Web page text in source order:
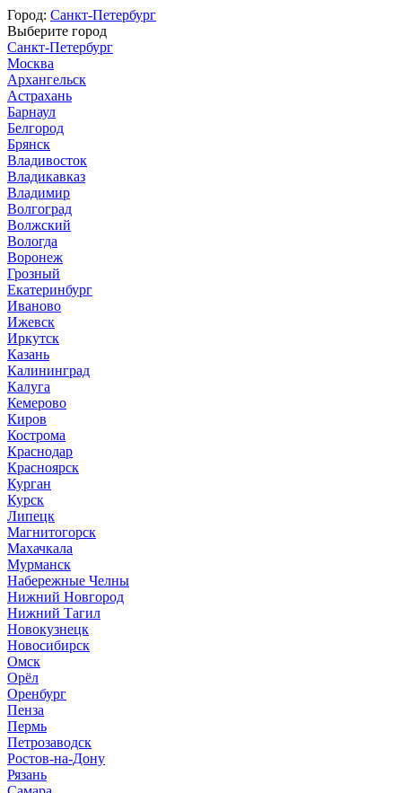
Город: Санкт-Петербург
Выберите город
Санкт-Петербург
Москва
Архангельск
Астрахань
Барнаул
Белгород
Брянск
Владивосток
Владикавказ
Владимир
Волгоград
Волжский
Вологда
Воронеж
Грозный
Екатеринбург
Иваново
Ижевск
Иркутск
Казань
Калининград
Калуга
Кемерово
Киров
Кострома
Краснодар
Красноярск
Курган
Курск
Липецк
Магнитогорск
Махачкала
Мурманск
Набережные Челны
Нижний Новгород
Нижний Тагил
Новокузнецк
Новосибирск
Омск
Орёл
Оренбург
Пенза
Пермь
Петрозаводск
Ростов-на-Дону
Рязань